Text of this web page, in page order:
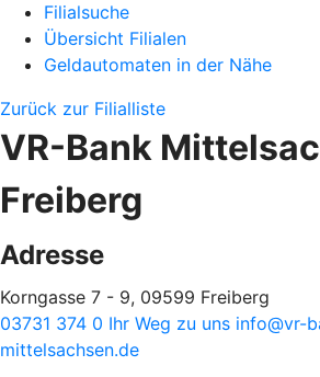
Filialsuche
Übersicht Filialen
Geldautomaten in der Nähe
Zurück zur Filialliste
VR-Bank
Freiberg
Adresse
Korngasse 7 - 9, 09599 Freiberg
03731 374 0 Ihr Weg zu uns info@vr-
mittelsachsen.de